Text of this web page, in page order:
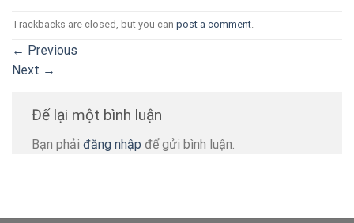
Trackbacks are closed, but you can post a comment
← Previous
Next →
Để lại một bình luận
Bạn phải đăng nhập để gửi bình luận.